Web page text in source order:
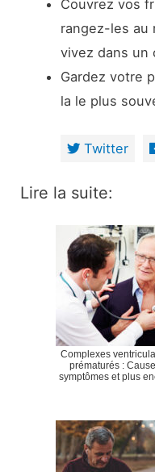
Couvrez vos
rangez-les au
vivez dans un
Gardez votre
la le plus
Twitter
Lire la suite:
Complexes
prématurés :
symptômes et plus